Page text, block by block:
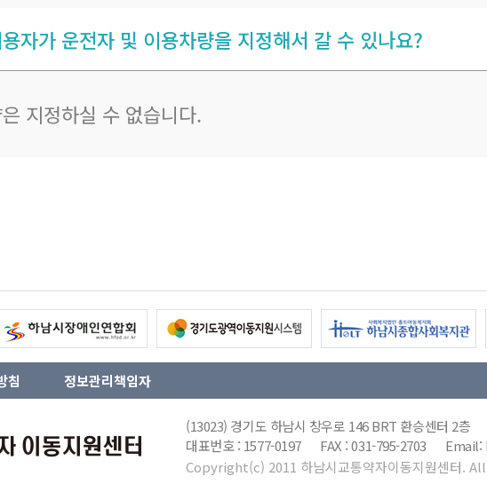
자가 운전자 및 이용차량을 지정해서 갈 수 있나요?
지정하실 수 없습니다.
침 정보관리책임자
(13023) 경기도 하남시 창우로 146 BRT 환승센터 2층
대표번호 : 1577-0197 FAX : 031-795-2703
Copyright(c) 2011 하남시교통약자이동지원센터.